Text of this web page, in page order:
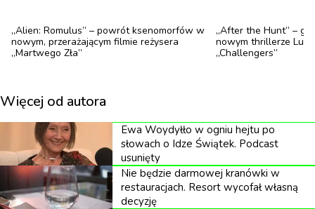
Czym są tantiemy? Dlaczego są kluczowe?
Tantiemy to należne twórcom wynagrodzenie za
wykorzystanie ich utworów, czyli wynagrodzenie za
ich pracę. Twórcy należy się wynagrodzenie za
każde wykorzystanie jego utworu. Na przykład w
różnych mediach i podczas rozmaitych imprez. Co
ten projekt oznacza dla filmowców? Twórcy filmów
„Alien: Romulus” – powrót ksenomorfów w
nowym, przerażającym filmie reżysera
„Martwego Zła”
„After the Hunt” –
nowym thrillerze Luki
„Challengers”
Więcej od autora
Ewa Woydyłło w ogniu hejtu po
słowach o Idze Świątek. Podcast
usunięty
Nie będzie darmowej kranówki w
restauracjach. Resort wycofał własną
decyzję